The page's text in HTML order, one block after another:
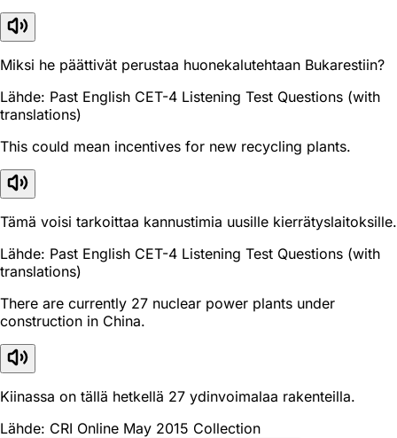
Miksi he päättivät perustaa huonekalutehtaan Bukarestiin?
Lähde: Past English CET-4 Listening Test Questions (with
translations)
This could mean incentives for new recycling plants.
Tämä voisi tarkoittaa kannustimia uusille kierrätyslaitoksille.
Lähde: Past English CET-4 Listening Test Questions (with
translations)
There are currently 27 nuclear power plants under
construction in China.
Kiinassa on tällä hetkellä 27 ydinvoimalaa rakenteilla.
Lähde: CRI Online May 2015 Collection